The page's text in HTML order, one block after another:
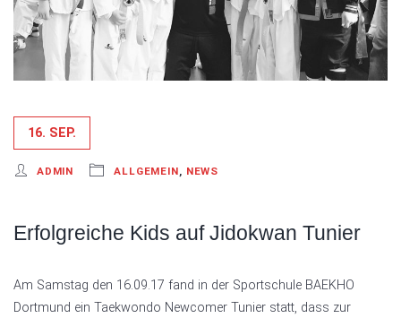
16. SEP.
ADMIN ALLGEMEIN NEWS
Erfolgreiche Kids auf Jidokwan Tunier
Am Samstag den 16.09.17 fand in der Sportschule BAEKHO
Dortmund ein Taekwondo Newcomer Tunier statt, dass zur